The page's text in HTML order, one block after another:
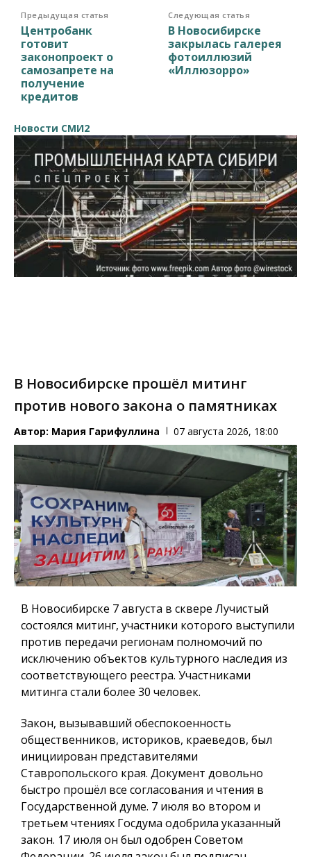
Предыдущая статья
Центробанк
готовит
законопроект о
самозапрете на
получение
кредитов
Следующая статья
В Новосибирске
закрылась галерея
фотоиллюзий
«Иллюзорро»
Новости СМИ2
В Новосибирске прошёл митинг
против нового закона о памятниках
Автор: Мария Гарифуллина 07 августа 2026, 18:00
В Новосибирске 7 августа в сквере Лучистый
состоялся митинг, участники которого выступили
против передачи регионам полномочий по
исключению объектов культурного наследия из
соответствующего реестра. Участниками
митинга стали более 30 человек.
Закон, вызывавший обеспокоенность
общественников, историков, краеведов, был
инициирован представителями
Ставропольского края. Документ довольно
быстро прошёл все согласования и чтения в
Государственной думе. 7 июля во втором и
третьем чтениях Госдума одобрила указанный
закон. 17 июля он был одобрен Советом